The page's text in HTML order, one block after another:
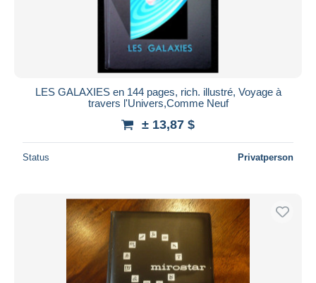
LES GALAXIES en 144 pages, rich. illustré, Voyage à
travers l'Univers,Comme Neuf
± 13,87 $
Status Privatperson